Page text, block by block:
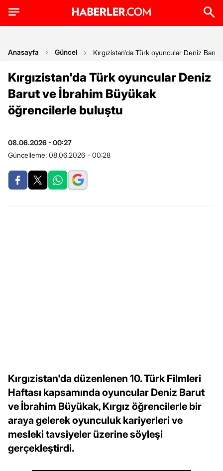
Anasayfa Güncel Kırgızistan'da Türk oyuncular Deniz
Kırgızistan'da Türk oyuncular Deniz
Barut ve İbrahim Büyükak
öğrencilerle buluştu
08.06.2026 - 00:27
Güncelleme: 08.06.2026 - 00:28
Kırgızistan'da düzenlenen 10. Türk Filmleri
Haftası kapsamında oyuncular Deniz Barut
ve İbrahim Büyükak, Kırgız öğrencilerle bir
araya gelerek oyunculuk kariyerleri ve
mesleki tavsiyeler üzerine söyleşi
gerçekleştirdi.